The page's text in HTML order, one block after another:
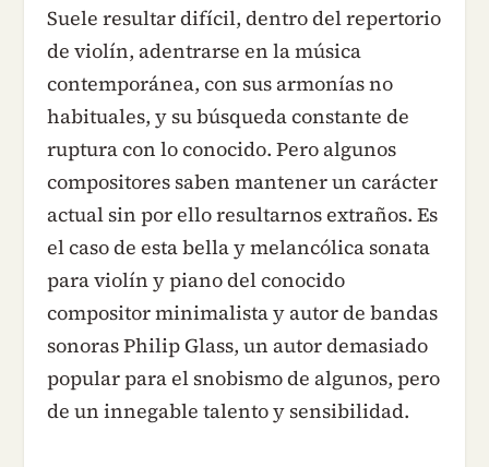
Suele resultar difícil, dentro del repertorio
de violín, adentrarse en la música
contemporánea, con sus armonías no
habituales, y su búsqueda constante de
ruptura con lo conocido. Pero algunos
compositores saben mantener un carácter
actual sin por ello resultarnos extraños. Es
el caso de esta bella y melancólica sonata
para violín y piano del conocido
compositor minimalista y autor de bandas
sonoras Philip Glass, un autor demasiado
popular para el snobismo de algunos, pero
de un innegable talento y sensibilidad.